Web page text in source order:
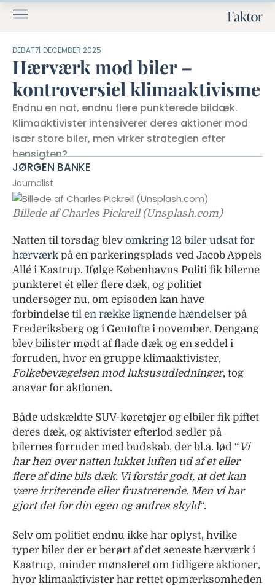
DEBAT7. DECEMBER 2025
Hærværk mod biler –
kontroversiel klimaaktivisme
Endnu en nat, endnu flere punkterede bildæk.
Klimaaktivister intensiverer deres aktioner mod
især store biler, men virker strategien efter
hensigten?
JØRGEN BANKE
Journalist
Billede af Charles Pickrell (Unsplash.com)
Natten til torsdag blev omkring 12 biler udsat for
hærværk på en parkeringsplads ved Jacob Appels
Allé i Kastrup. Ifølge Københavns Politi fik bilerne
punkteret ét eller flere dæk, og politiet
undersøger nu, om episoden kan have
forbindelse til en række lignende hændelser på
Frederiksberg og i Gentofte i november. Dengang
blev bilister mødt af flade dæk og en seddel i
forruden, hvor en gruppe klimaaktivister,
Folkebevægelsen mod luksusudledninger, tog
ansvar for aktionen.
Både udskældte SUV-køretøjer og elbiler fik piftet
deres dæk, og aktivister efterlod sedler på
bilernes forruder med budskab, der bl.a. lød “Vi
har hen over natten lukket luften ud af et eller
flere af dine bils dæk. Vi forstår godt, at det kan
være irriterende eller frustrerende. Men vi har
gjort det for din egen og andres skyld“.
Selv om politiet endnu ikke har oplyst, hvilke
typer biler der er berørt af det seneste hærværk i
Kastrup, minder mønsteret om tidligere aktioner,
hvor klimaaktivister har rettet opmærksomheden